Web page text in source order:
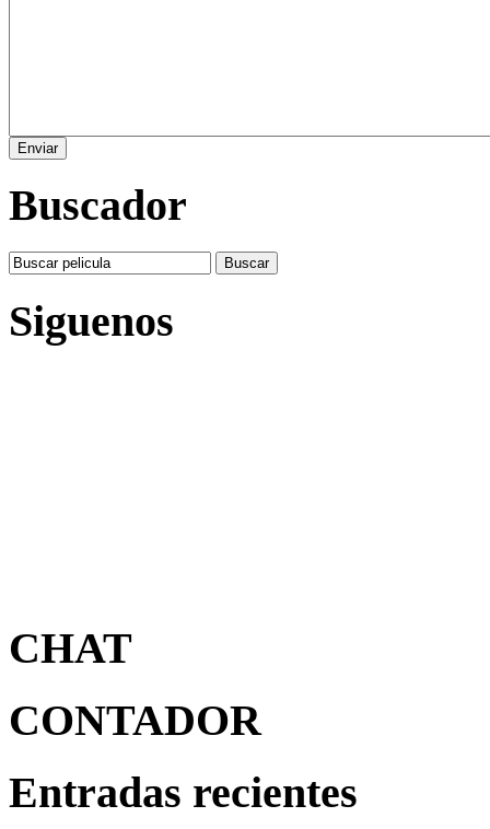
Buscador
Siguenos
CHAT
CONTADOR
Entradas recientes